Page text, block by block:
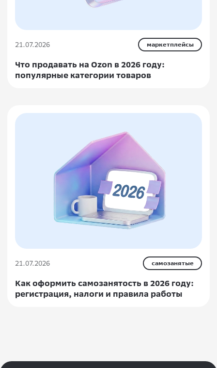
21.07.2026 маркетплейсы
Что продавать на Ozon в 2026 году:
популярные категории товаров
21.07.2026 самозанятые
Как оформить самозанятость в 2026 году:
регистрация, налоги и правила работы